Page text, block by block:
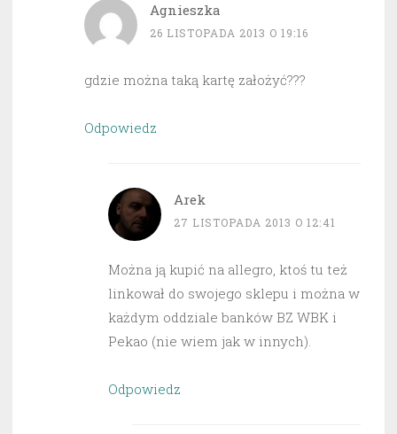
Agnieszka
26 LISTOPADA 2013 O 19:16
gdzie można taką kartę założyć???
Odpowiedz
Arek
27 LISTOPADA 2013 O 12:41
Można ją kupić na allegro, ktoś tu też
linkował do swojego sklepu i można w
każdym oddziale banków BZ WBK i
Pekao (nie wiem jak w innych).
Odpowiedz